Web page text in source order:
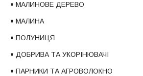
МАЛИНОВЕ ДЕРЕВО
МАЛИНА
ПОЛУНИЦЯ
ДОБРИВА ТА УКОРІНЮВАЧІ
ПАРНИКИ ТА АГРОВОЛОКНО